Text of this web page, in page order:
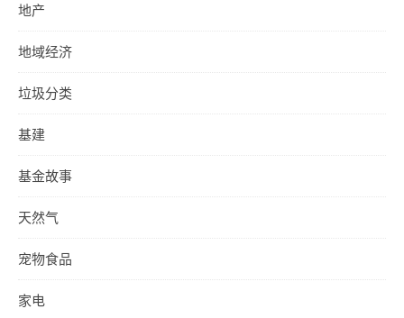
地产
地域经济
垃圾分类
基建
基金故事
天然气
宠物食品
家电